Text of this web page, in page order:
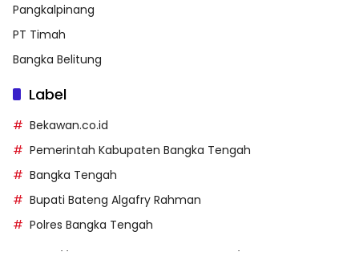
Pangkalpinang
PT Timah
Bangka Belitung
Label
Bekawan.co.id
Pemerintah Kabupaten Bangka Tengah
Bangka Tengah
Bupati Bateng Algafry Rahman
Polres Bangka Tengah